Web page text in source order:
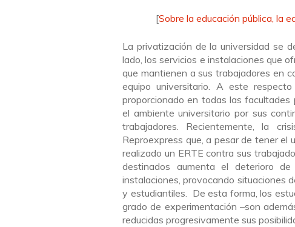
[Sobre la educación pública, la
La privatización de la universidad se
lado, los servicios e instalaciones que
que mantienen a sus trabajadores en
equipo universitario. A este
proporcionado en todas las
el ambiente universitario por sus
trabajadores. Recientemente, la
Reproexpress que, a pesar de tener el
realizado un ERTE contra sus
destinados aumenta el deterioro
instalaciones, provocando situaciones
y estudiantiles. De esta forma, los
grado de experimentación –son
reducidas progresivamente sus